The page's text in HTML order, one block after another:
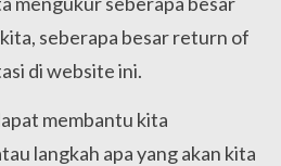
seberapa besar return of
di website ini.
membantu kita
langkah apa yang akan kita